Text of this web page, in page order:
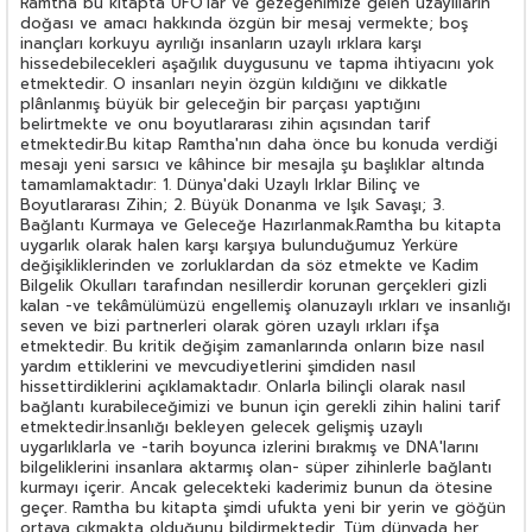
doğası ve amacı hakkında özgün bir mesaj vermekte; boş
inançları korkuyu ayrılığı insanların uzaylı ırklara karşı
hissedebilecekleri aşağılık duygusunu ve tapma ihtiyacını yok
etmektedir. O insanları neyin özgün kıldığını ve dikkatle
plânlanmış büyük bir geleceğin bir parçası yaptığını
belirtmekte ve onu boyutlararası zihin açısından tarif
etmektedir.Bu kitap Ramtha'nın daha önce bu konuda verdiği
mesajı yeni sarsıcı ve kâhince bir mesajla şu başlıklar altında
tamamlamaktadır: 1. Dünya'daki Uzaylı Irklar Bilinç ve
Boyutlararası Zihin; 2. Büyük Donanma ve Işık Savaşı; 3.
Bağlantı Kurmaya ve Geleceğe Hazırlanmak.Ramtha bu kitapta
uygarlık olarak halen karşı karşıya bulunduğumuz Yerküre
değişikliklerinden ve zorluklardan da söz etmekte ve Kadim
Bilgelik Okulları tarafından nesillerdir korunan gerçekleri gizli
kalan -ve tekâmülümüzü engellemiş olanuzaylı ırkları ve insanlığı
seven ve bizi partnerleri olarak gören uzaylı ırkları ifşa
etmektedir. Bu kritik değişim zamanlarında onların bize nasıl
yardım ettiklerini ve mevcudiyetlerini şimdiden nasıl
hissettirdiklerini açıklamaktadır. Onlarla bilinçli olarak nasıl
bağlantı kurabileceğimizi ve bunun için gerekli zihin halini tarif
etmektedir.İnsanlığı bekleyen gelecek gelişmiş uzaylı
uygarlıklarla ve -tarih boyunca izlerini bırakmış ve DNA'larını
bilgeliklerini insanlara aktarmış olan- süper zihinlerle bağlantı
kurmayı içerir. Ancak gelecekteki kaderimiz bunun da ötesine
geçer. Ramtha bu kitapta şimdi ufukta yeni bir yerin ve göğün